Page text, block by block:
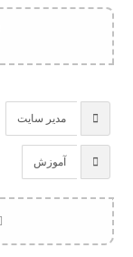
مدیر سایت
آموزش